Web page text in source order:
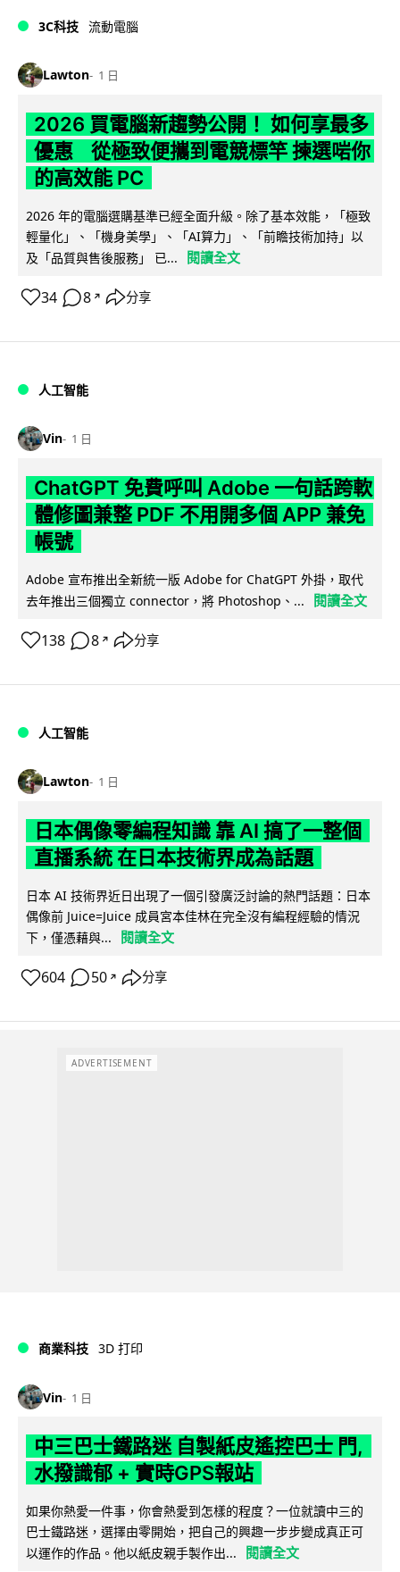
3C科技 流動電腦
Lawton 1 日
2026 買電腦新趨勢公開！ 如何享最多
優惠 從極致便攜到電競標竿 揀選啱你
的高效能 PC
2026 年的電腦選購基準已經全面升級。除了基本效能，「極致
輕量化」、「機身美學」、「AI算力」、「前瞻技術加持」以
及「品質與售後服務」 已...
閱讀全文
34 8 ↗ 分享
人工智能
Vin 1 日
ChatGPT 免費呼叫 Adobe 一句話跨軟
體修圖兼整 PDF 不用開多個 APP 兼免
帳號
Adobe 宣布推出全新統一版 Adobe for ChatGPT 外掛，取代
去年推出三個獨立 connector，將 Photoshop、...
閱讀全文
138 8 ↗ 分享
人工智能
Lawton 1 日
日本偶像零編程知識 靠 AI 搞了一整個
直播系統 在日本技術界成為話題
日本 AI 技術界近日出現了一個引發廣泛討論的熱門話題：日本
偶像前 Juice=Juice 成員宮本佳林在完全沒有編程經驗的情況
下，僅憑藉與...
閱讀全文
604 50 ↗ 分享
ADVERTISEMENT
商業科技 3D 打印
Vin 1 日
中三巴士鐵路迷 自製紙皮遙控巴士 門,
水撥識郁 + 實時GPS報站
如果你熱愛一件事，你會熱愛到怎樣的程度？一位就讀中三的
巴士鐵路迷，選擇由零開始，把自己的興趣一步步變成真正可
以運作的作品。他以紙皮親手製作出...
閱讀全文